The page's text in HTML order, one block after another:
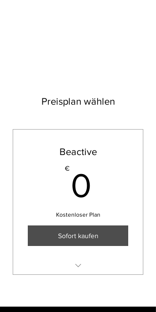
Preisplan wählen
Beactive
€ 0
Kostenloser Plan
Sofort kaufen